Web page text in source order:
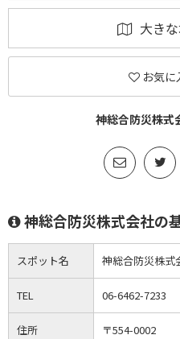
大き
お気
神総合防災株式
神総合防災株式会社の
スポット名 神総合防災株式
TEL 06-6462-7233
住所
〒554-0002